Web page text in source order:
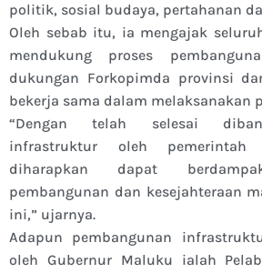
politik, sosial budaya, pertahanan
Oleh sebab itu, ia mengajak
mendukung proses
dukungan Forkopimda provinsi
bekerja sama dalam melaksanakan
“Dengan telah selesai
infrastruktur oleh pemerintah
diharapkan dapat
pembangunan dan kesejahteraan
ini,” ujarnya.
Adapun pembangunan
oleh Gubernur Maluku ialah